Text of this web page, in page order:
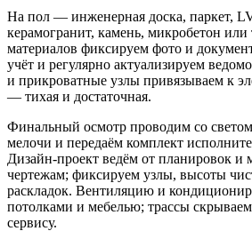
На пол — инженерная доска, паркет,
керамогранит, камень, микробетон
материалов фиксируем фото и
учёт и регулярно актуализируем
и прикроватные узлы привязываем к
— тихая и достаточная.
Финальный осмотр проводим со
мелочи и передаём комплект
Дизайн‑проект ведём от планировок и
чертежам; фиксируем узлы, высоты
раскладок. Вентиляцию и
потолками и мебелью; трассы
сервису.